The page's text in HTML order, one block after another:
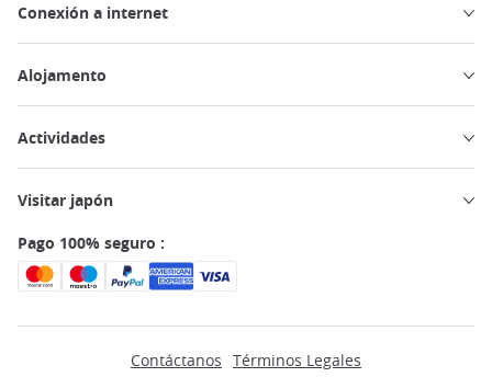
Conexión a internet
Alojamento
Actividades
Visitar japón
Pago 100% seguro :
Contáctanos Términos Legales